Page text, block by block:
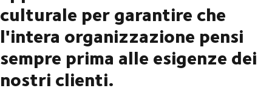
culturale per garantire che
l'intera organizzazione pensi
sempre prima alle esigenze dei
nostri clienti.